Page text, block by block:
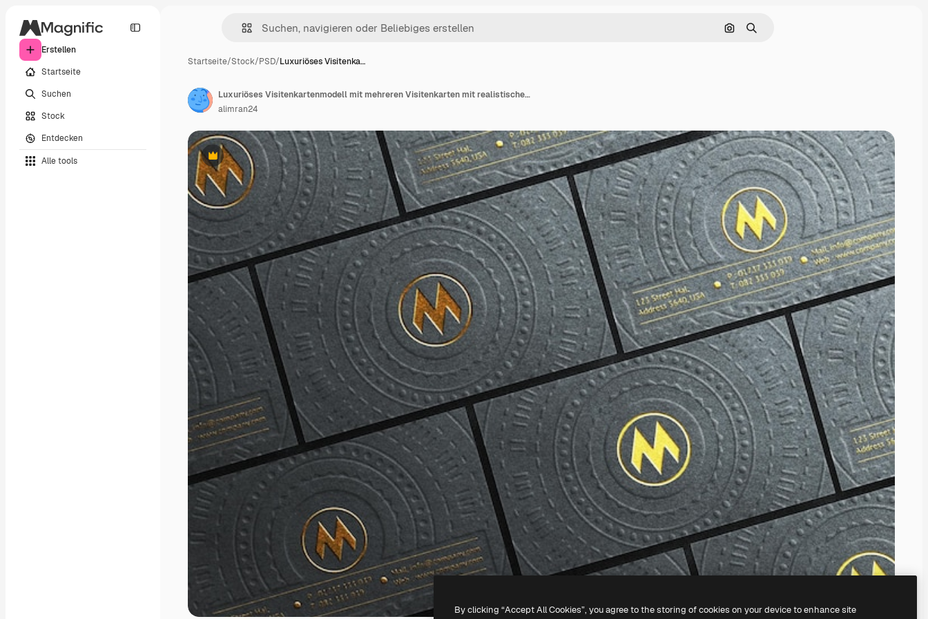
Erstellen
Startseite
Suchen
Stock
Entdecken
Alle tools
Nach Bild suchen
Suchen
Startseite/Stock/PSD/Luxuriöses Visitenka…
Premium
Luxuriöses Visitenkartenmodell mit mehreren Visitenkarten mit realistischer veränderbarer Farbe des Kartenmodells im Goldstil
alimran24
By clicking “Accept All Cookies”, you agree to the storing of cookies on your device to enhance site